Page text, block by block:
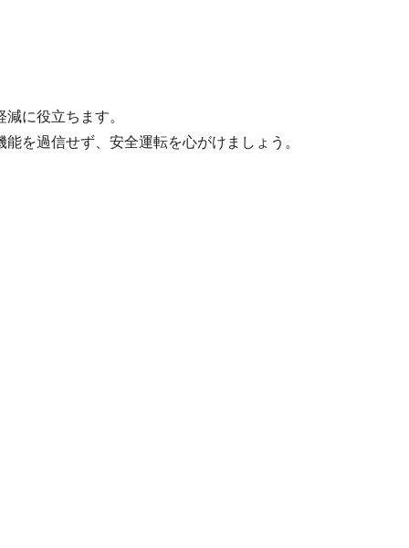
に役立ちます。
を過信せず、安全運転を心がけましょう。